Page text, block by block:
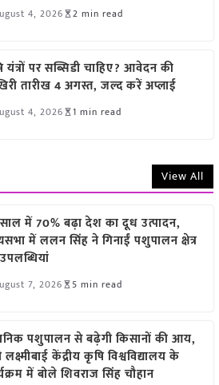
4, 2026 2 min read
यंत्रों पर सब्सिडी चाहिए? आवेदन की
तारीख 4 अगस्त, जल्द करें अप्लाई
4, 2026 1 min read
View All
में 70% बढ़ा देश का दूध उत्पादन,
में ललन सिंह ने गिनाईं पशुपालन क्षेत्र
7, 2026 5 min read
पशुपालन से बढ़ेगी किसानों की आय,
लक्ष्मीबाई केंद्रीय कृषि विश्वविद्यालय के
में बोले शिवराज सिंह चौहान